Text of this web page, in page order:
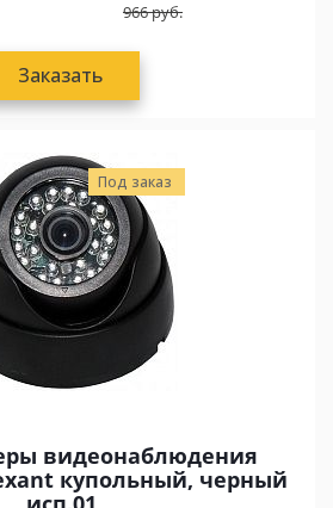
966руб.
Заказать
Под заказ
видеонаблюдения
купольный, черный